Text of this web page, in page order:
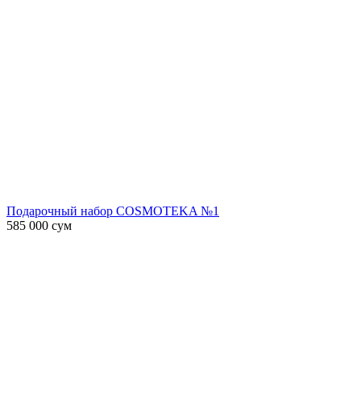
Подарочный набор COSMOTEKA №1
585 000 сум